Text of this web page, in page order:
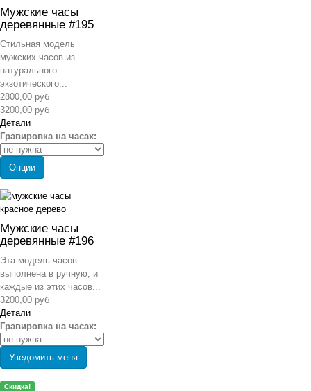
Мужские часы
деревянные #195
Стильная модель
мужских часов из
натурального
экзотического...
2800,00 руб
3200,00 руб
Детали
Гравировка на часах:
Опции
Мужские часы
деревянные #196
Эта модель часов
выполнена в ручную, и
каждые из этих часов...
3200,00 руб
Детали
Гравировка на часах:
Уведомить меня
Скидка!